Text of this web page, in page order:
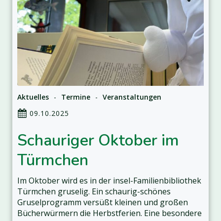
Aktuelles - Termine - Veranstaltungen
09.10.2025
Schauriger Oktober im
Türmchen
Im Oktober wird es in der insel-Familienbibliothek
Türmchen gruselig. Ein schaurig-schönes
Gruselprogramm versüßt kleinen und großen
Bücherwürmern die Herbstferien. Eine besondere